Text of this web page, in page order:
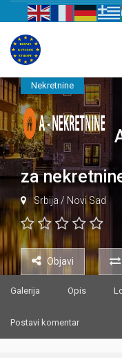
Nekretnine
za
Srbija / Novi Sad
Objavi
Galerija Opis
Postavi komentar